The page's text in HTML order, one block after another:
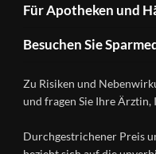
FAQ
Kontakt
Datenschutz
Nutzungsbedingungen
Herstellerverzeichnis
Produkte
A-
Ratgeber
Wirkstoffe
Gesundheitsmagazin
Für Apotheken und
&
Händlerlogin
Besuchen Sie
Instagram
Zu Risiken und
und fragen Sie Ihre
Durchgestrichener Preis